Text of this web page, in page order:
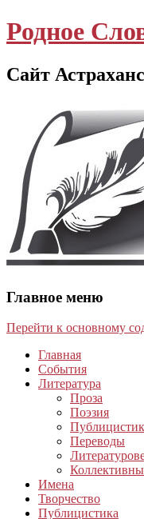
Родное
Сайт
Главное меню
Перейти к основному
Главная
События
Литература
Проза
Поэзия
Переводы
Имена
Творчество
Публицистика